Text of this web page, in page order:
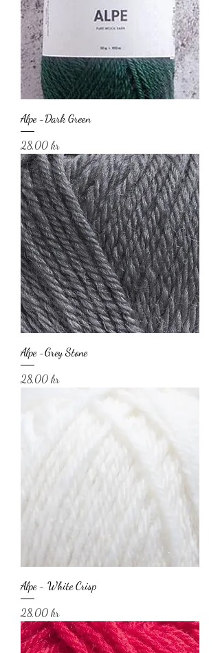
Alpe -Dark Green
Pris
28,00 kr
Alpe -Grey Stone
Pris
28,00 kr
Alpe - White Crisp
Pris
28,00 kr